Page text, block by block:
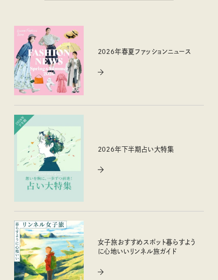
2026年春夏ファッションニュース
2026年下半期占い大特集
女子旅おすすめスポット暮らすよう
に心地いいリンネル旅ガイド